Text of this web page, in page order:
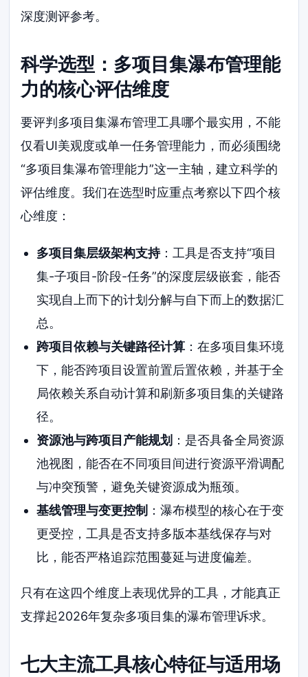
深度测评参考。
科学选型：多项目集瀑布管理能
力的核心评估维度
要评判多项目集瀑布管理工具哪个最实用，不能
仅看UI美观度或单一任务管理能力，而必须围绕
“多项目集瀑布管理能力”这一主轴，建立科学的
评估维度。我们在选型时应重点考察以下四个核
心维度：
多项目集层级架构支持：工具是否支持“项目
集-子项目-阶段-任务”的深度层级嵌套，能否
实现自上而下的计划分解与自下而上的数据汇
总。
跨项目依赖与关键路径计算：在多项目集环境
下，能否跨项目设置前置后置依赖，并基于全
局依赖关系自动计算和刷新多项目集的关键路
径。
资源池与跨项目产能规划 ：是否具备全局资源
池视图，能否在不同项目间进行资源平滑调配
与冲突预警，避免关键资源成为瓶颈。
基线管理与变更控制 ：瀑布模型的核心在于变
更受控，工具是否支持多版本基线保存与对
比，能否严格追踪范围蔓延与进度偏差。
只有在这四个维度上表现优异的工具，才能真正
支撑起2026年复杂多项目集的瀑布管理诉求。
七大主流工具核心特征与适用场